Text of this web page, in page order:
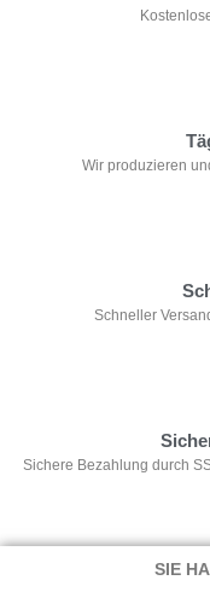
Wir produzieren
Schneller
Sichere Bezahlung durch
SIE